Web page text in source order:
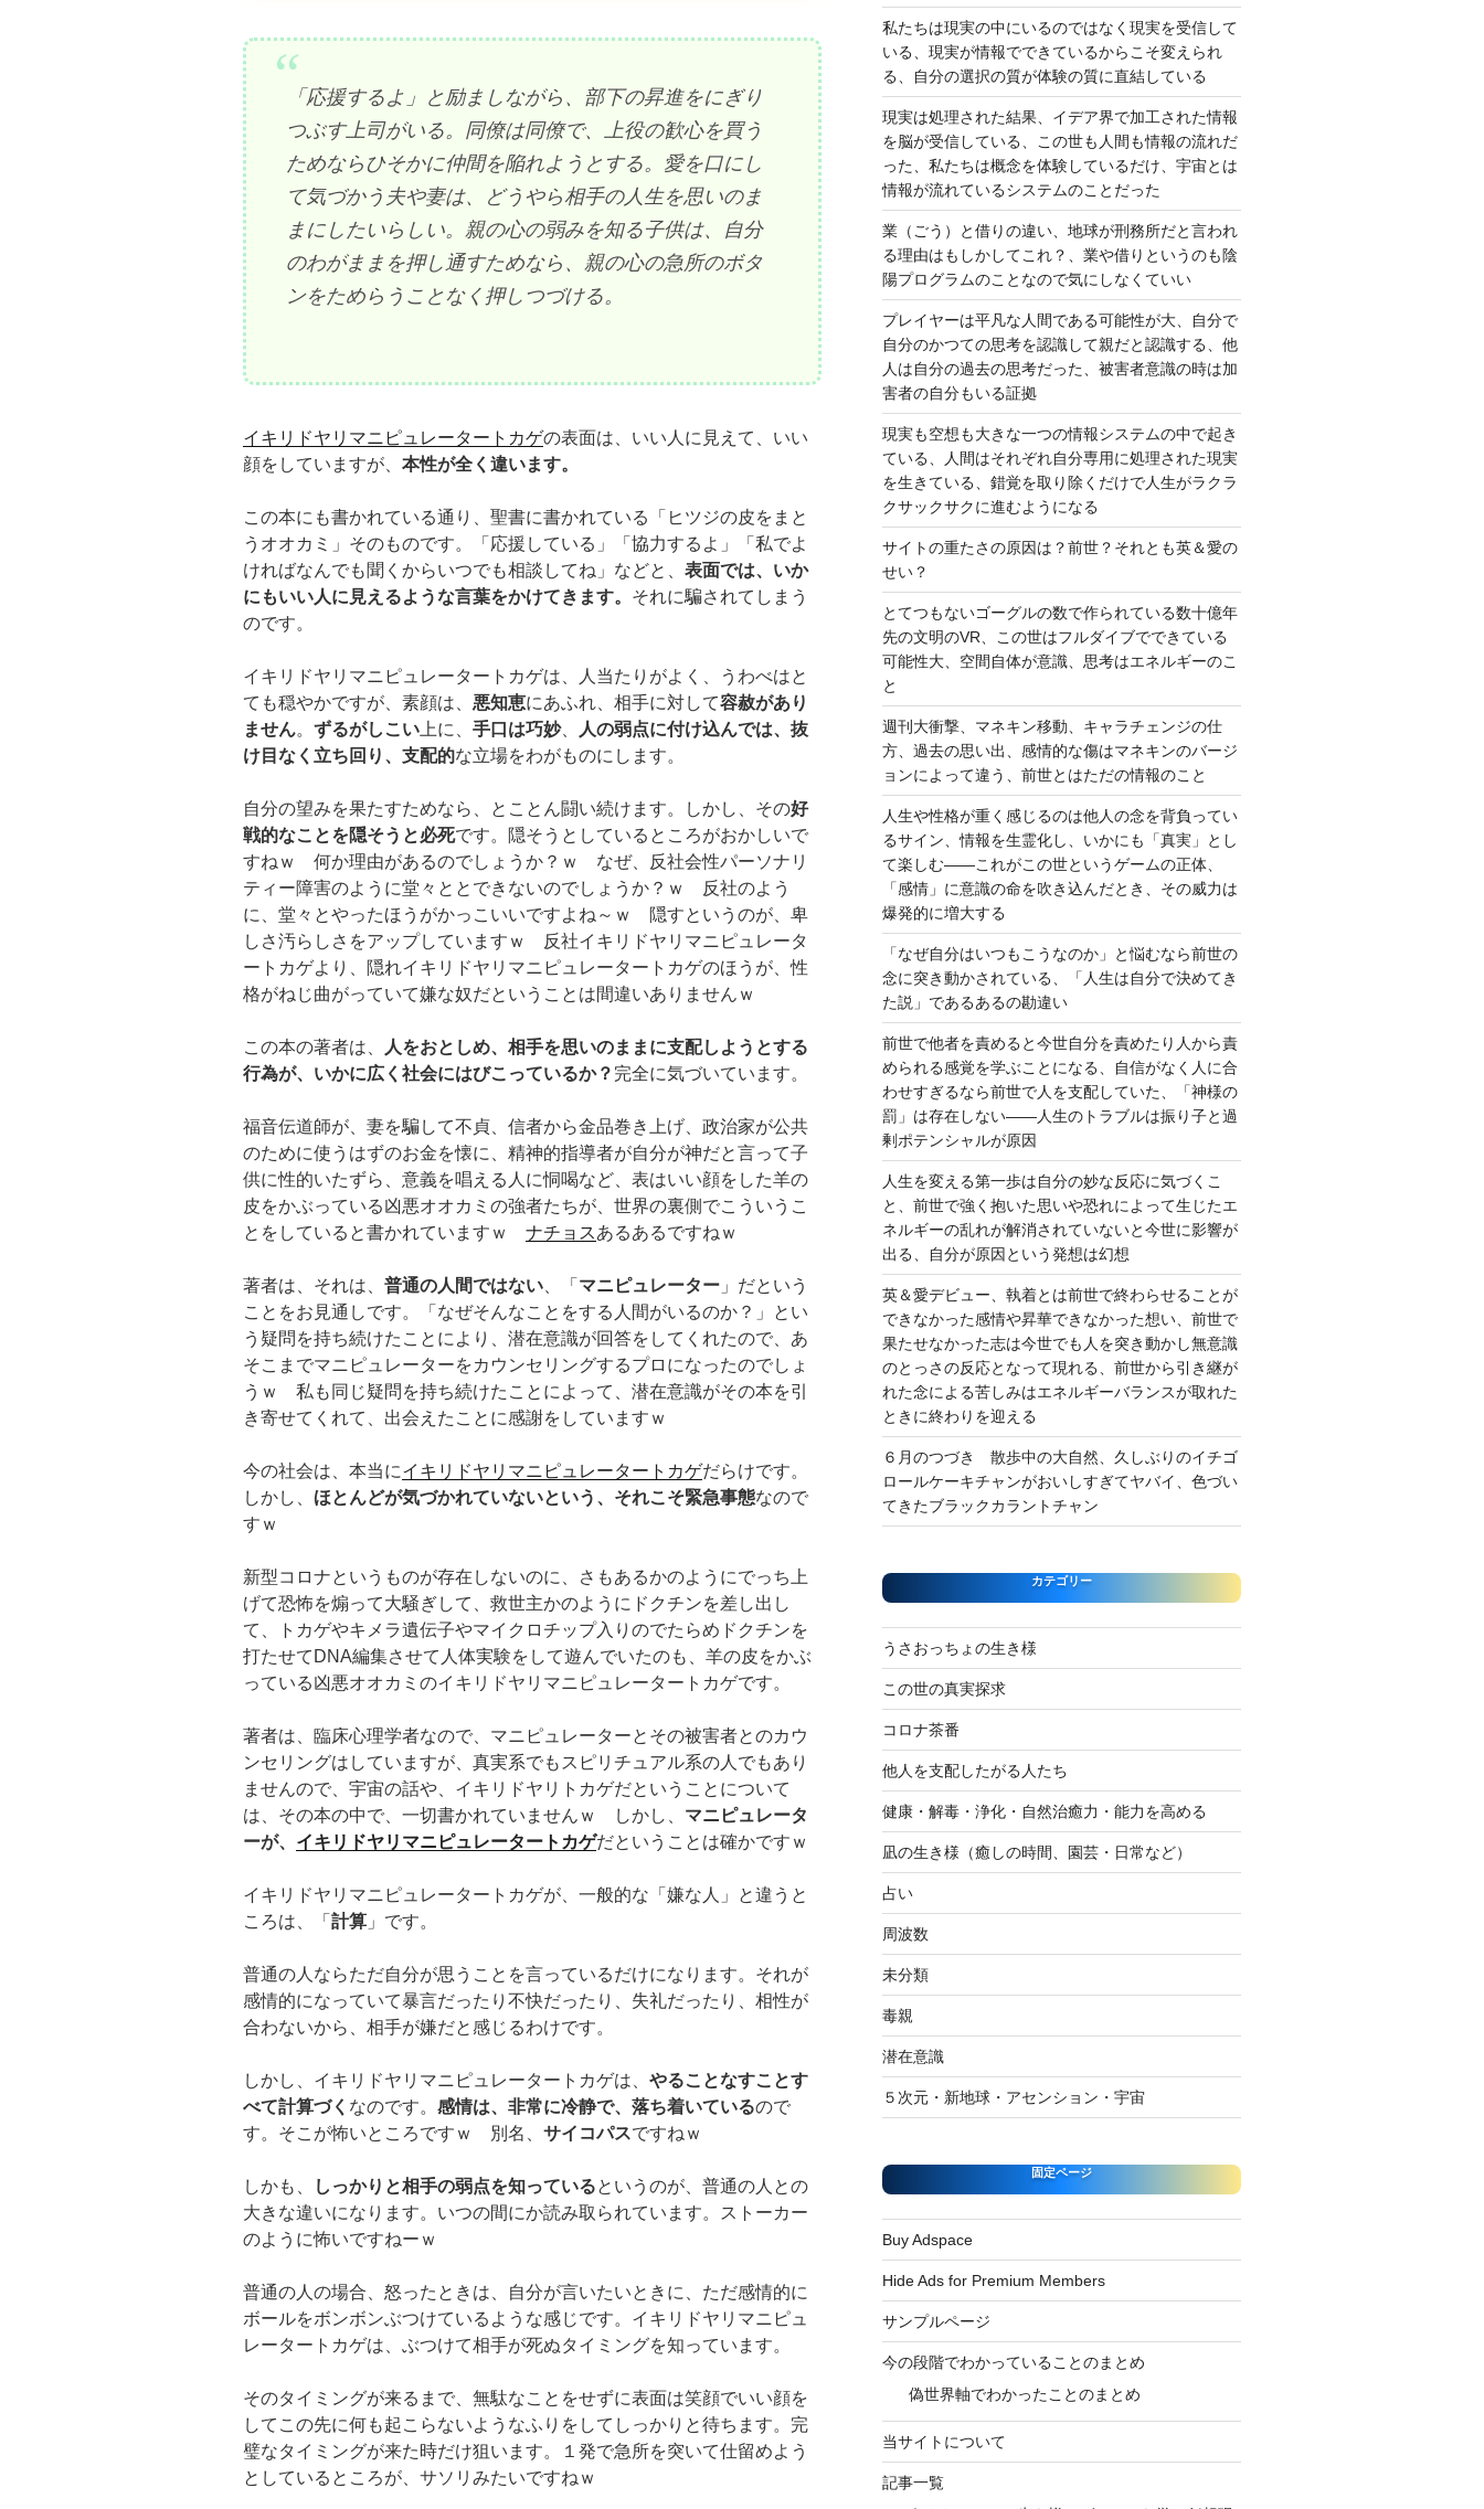
「応援するよ」と励ましながら、部下の昇進をにぎり
つぶす上司がいる。同僚は同僚で、上役の歓心を買う
ためならひそかに仲間を陥れようとする。愛を口にし
て気づかう夫や妻は、どうやら相手の人生を思いのま
まにしたいらしい。親の心の弱みを知る子供は、自分
のわがままを押し通すためなら、親の心の急所のボタ
ンをためらうことなく押しつづける。
イキリドヤリマニピュレータートカゲの表面は、いい人に見えて、いい
顔をしていますが、 本性が全く違います。
この本にも書かれている通り、聖書に書かれている「ヒツジの皮をまと
うオオカミ」そのものです。「応援している」「協力するよ」「私でよ
ければなんでも聞くからいつでも相談してね」などと、 表面では、いか
にもいい人に見えるような言葉をかけてきます。 それに騙されてしまう
のです。
イキリドヤリマニピュレータートカゲは、人当たりがよく、うわべはと
ても穏やかですが、素顔は、 悪知恵にあふれ、相手に対して容赦があり
ません。 ずるがしこい 上に、 手口は巧妙、
人の弱点に付け込んでは、抜
け目なく立ち回り、支配的な立場をわがものにします。
自分の望みを果たすためなら、とことん闘い続けます。しかし、その好
戦的なことを隠そうと必死です。隠そうとしているところがおかしいで
すねｗ 何か理由があるのでしょうか？ｗ なぜ、反社会性パーソナリ
ティー障害のように堂々ととできないのでしょうか？ｗ 反社のよう
に、堂々とやったほうがかっこいいですよね～ｗ 隠すというのが、卑
しさ汚らしさをアップしていますｗ 反社イキリドヤリマニピュレータ
ートカゲより、隠れイキリドヤリマニピュレータートカゲのほうが、性
格がねじ曲がっていて嫌な奴だということは間違いありませんｗ
この本の著者は、
人をおとしめ、相手を思いのままに支配しようとする
行為が、いかに広く社会にはびこっているか？ 完全に気づいています。
福音伝道師が、妻を騙して不貞、信者から金品巻き上げ、政治家が公共
のために使うはずのお金を懐に、精神的指導者が自分が神だと言って子
供に性的いたずら、意義を唱える人に恫喝など、表はいい顔をした羊の
皮をかぶっている凶悪オオカミの強者たちが、世界の裏側でこういうこ
とをしていると書かれていますｗ ナチョスあるあるですねｗ
著者は、それは、 普通の人間ではない 、「 マニピュレーター 」だという
ことをお見通しです。「なぜそんなことをする人間がいるのか？」とい
う疑問を持ち続けたことにより、潜在意識が回答をしてくれたので、あ
そこまでマニピュレーターをカウンセリングするプロになったのでしょ
うｗ 私も同じ疑問を持ち続けたことによって、潜在意識がその本を引
き寄せてくれて、出会えたことに感謝をしていますｗ
今の社会は、本当にイキリドヤリマニピュレータートカゲだらけです。
しかし、 ほとんどが気づかれていないという、それこそ緊急事態なので
すｗ
新型コロナというものが存在しないのに、さもあるかのようにでっち上
げて恐怖を煽って大騒ぎして、救世主かのようにドクチンを差し出し
て、トカゲやキメラ遺伝子やマイクロチップ入りのでたらめドクチンを
打たせてDNA編集させて人体実験をして遊んでいたのも、羊の皮をかぶ
っている凶悪オオカミのイキリドヤリマニピュレータートカゲです。
著者は、臨床心理学者なので、マニピュレーターとその被害者とのカウ
ンセリングはしていますが、真実系でもスピリチュアル系の人でもあり
ませんので、宇宙の話や、イキリドヤリトカゲだということについて
は、その本の中で、一切書かれていませんｗ しかし、 マニピュレータ
ーが、 イキリドヤリマニピュレータートカゲだということは確かですｗ
イキリドヤリマニピュレータートカゲが、一般的な「嫌な人」と違うと
ころは、「 計算 」です。
普通の人ならただ自分が思うことを言っているだけになります。それが
感情的になっていて暴言だったり不快だったり、失礼だったり、相性が
合わないから、相手が嫌だと感じるわけです。
しかし、イキリドヤリマニピュレータートカゲは、 やることなすことす
べて計算づく なのです。 感情は、非常に冷静で、落ち着いているので
す。そこが怖いところですｗ 別名、 サイコパスですねｗ
しかも、 しっかりと相手の弱点を知っているというのが、普通の人との
大きな違いになります。いつの間にか読み取られています。ストーカー
のように怖いですねーｗ
普通の人の場合、怒ったときは、自分が言いたいときに、ただ感情的に
ボールをボンボンぶつけているような感じです。イキリドヤリマニピュ
レータートカゲは、ぶつけて相手が死ぬタイミングを知っています。
そのタイミングが来るまで、無駄なことをせずに表面は笑顔でいい顔を
してこの先に何も起こらないようなふりをしてしっかりと待ちます。完
璧なタイミングが来た時だけ狙います。１発で急所を突いて仕留めよう
としているところが、サソリみたいですねｗ
私たちは現実の中にいるのではなく現実を受信して
いる、現実が情報でできているからこそ変えられ
る、自分の選択の質が体験の質に直結している
現実は処理された結果、イデア界で加工された情報
を脳が受信している、この世も人間も情報の流れだ
った、私たちは概念を体験しているだけ、宇宙とは
情報が流れているシステムのことだった
業（ごう）と借りの違い、地球が刑務所だと言われ
る理由はもしかしてこれ？、業や借りというのも陰
陽プログラムのことなので気にしなくていい
プレイヤーは平凡な人間である可能性が大、自分で
自分のかつての思考を認識して親だと認識する、他
人は自分の過去の思考だった、被害者意識の時は加
害者の自分もいる証拠
現実も空想も大きな一つの情報システムの中で起き
ている、人間はそれぞれ自分専用に処理された現実
を生きている、錯覚を取り除くだけで人生がラクラ
クサックサクに進むようになる
サイトの重たさの原因は？前世？それとも英＆愛の
せい？
とてつもないゴーグルの数で作られている数十億年
先の文明のVR、この世はフルダイブでできている
可能性大、空間自体が意識、思考はエネルギーのこ
と
週刊大衝撃、マネキン移動、キャラチェンジの仕
方、過去の思い出、感情的な傷はマネキンのバージ
ョンによって違う、前世とはただの情報のこと
人生や性格が重く感じるのは他人の念を背負ってい
るサイン、情報を生霊化し、いかにも「真実」とし
て楽しむ――これがこの世というゲームの正体、
「感情」に意識の命を吹き込んだとき、その威力は
爆発的に増大する
「なぜ自分はいつもこうなのか」と悩むなら前世の
念に突き動かされている、「人生は自分で決めてき
た説」であるあるの勘違い
前世で他者を責めると今世自分を責めたり人から責
められる感覚を学ぶことになる、自信がなく人に合
わせすぎるなら前世で人を支配していた、「神様の
罰」は存在しない――人生のトラブルは振り子と過
剰ポテンシャルが原因
人生を変える第一歩は自分の妙な反応に気づくこ
と、前世で強く抱いた思いや恐れによって生じたエ
ネルギーの乱れが解消されていないと今世に影響が
出る、自分が原因という発想は幻想
英＆愛デビュー、執着とは前世で終わらせることが
できなかった感情や昇華できなかった想い、前世で
果たせなかった志は今世でも人を突き動かし無意識
のとっさの反応となって現れる、前世から引き継が
れた念による苦しみはエネルギーバランスが取れた
ときに終わりを迎える
６月のつづき 散歩中の大自然、久しぶりのイチゴ
ロールケーキチャンがおいしすぎてヤバイ、色づい
てきたブラックカラントチャン
カテゴリー
うさおっちょの生き様
この世の真実探求
コロナ茶番
他人を支配したがる人たち
健康・解毒・浄化・自然治癒力・能力を高める
凪の生き様（癒しの時間、園芸・日常など）
占い
周波数
未分類
毒親
潜在意識
５次元・新地球・アセンション・宇宙
固定ページ
Buy Adspace
Hide Ads for Premium Members
サンプルページ
今の段階でわかっていることのまとめ
偽世界軸でわかったことのまとめ
当サイトについて
記事一覧